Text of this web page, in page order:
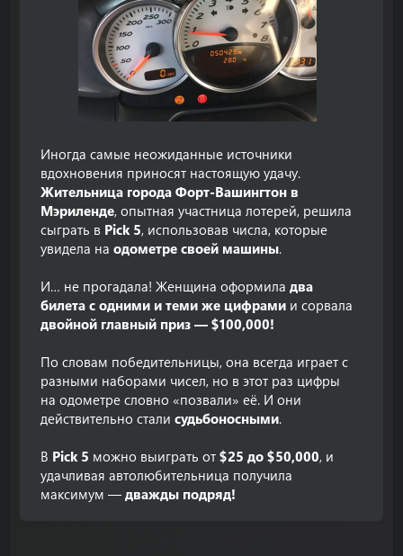
Иногда самые неожиданные источники
вдохновения приносят настоящую удачу.
Жительница города Форт-Вашингтон в
Мэриленде, опытная участница лотерей, решила
сыграть в Pick 5, использовав числа, которые
увидела на одометре своей машины.
И… не прогадала! Женщина оформила два
билета с одними и теми же цифрами и сорвала
двойной главный приз — $100,000!
По словам победительницы, она всегда играет с
разными наборами чисел, но в этот раз цифры
на одометре словно «позвали» её. И они
действительно стали судьбоносными.
В Pick 5 можно выиграть от $25 до $50,000, и
удачливая автолюбительница получила
максимум — дважды подряд!